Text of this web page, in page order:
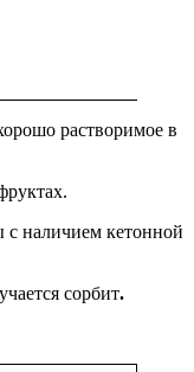
растворимое в
с наличием кетонной
сорбит.